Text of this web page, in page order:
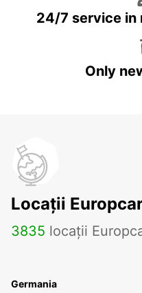
24/7 service in
Only
Locații
3835 locații
Germania